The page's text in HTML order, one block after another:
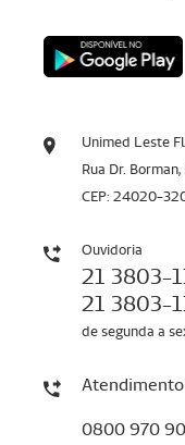
Unimed Leste
Rua Dr.
CEP: 24020-
Ouvidoria
21 3803-
21 3803-
de segunda a
0800 970